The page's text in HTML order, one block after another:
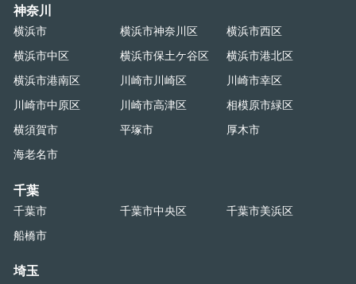
神奈川
横浜市 横浜市神奈川区
横浜市西区
横浜市中区
横浜市保土ケ谷区
横浜市港北区
横浜市港南区
川崎市川崎区
川崎市幸区
川崎市中原区
川崎市高津区
相模原市緑区
横須賀市
平塚市
厚木市
海老名市
千葉
千葉市 千葉市中央区
千葉市美浜区
船橋市
埼玉